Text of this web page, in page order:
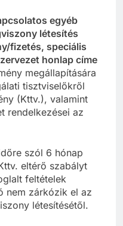
egyéb
létesítés
fizetés, speciális
honlap címe
megállapítására
tisztviselőkről
(Kttv.), valamint
rendelkezései az
szól 6 hónap
eltérő szabályt
feltételek
nem zárkózik el az
létesítésétől.